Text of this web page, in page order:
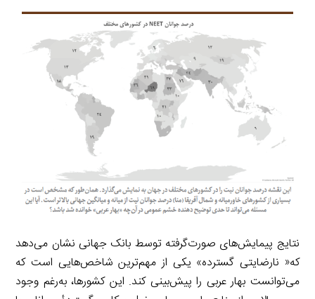
نتایج پیمایش‌های صورت‌گرفته توسط بانک جهانی نشان می‌دهد
که« نارضایتی گسترده» یکی از مهم‌ترین شاخص‌هایی‌ است که
می‌توانست بهار عربی را پیش‌بینی کند. این کشورها، به‌رغم وجود